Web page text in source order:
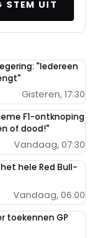
STEM UIT
"Iedereen
Gisteren, 17:30
F1-ontknoping
of dood!"
Vandaag, 07:30
hele Red Bull-
Vandaag, 06:00
toekennen GP